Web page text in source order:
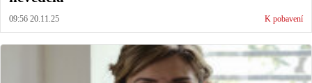
09:56 20.11.25 K pobavení